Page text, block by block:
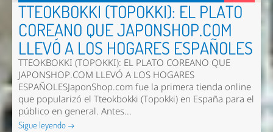
TTEOKBOKKI (TOPOKKI): EL PLATO
COREANO QUE JAPONSHOP.COM
LLEVÓ A LOS HOGARES ESPAÑOLES
TTEOKBOKKI (TOPOKKI): EL PLATO COREANO QUE
JAPONSHOP.COM LLEVÓ A LOS HOGARES
ESPAÑOLESJaponShop.com fue la primera tienda online
que popularizó el Tteokbokki (Topokki) en España para el
público en general. Antes...
Sigue leyendo →